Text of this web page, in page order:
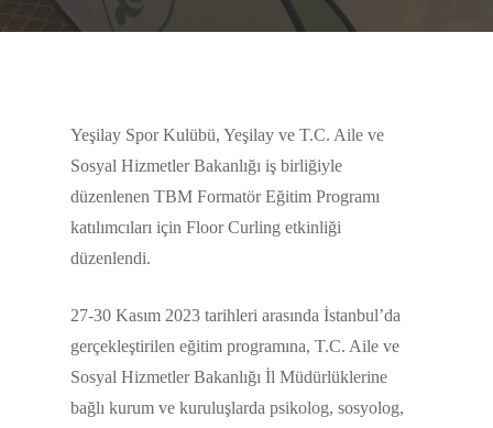
Yeşilay Spor Kulübü, Yeşilay ve T.C. Aile ve
Sosyal Hizmetler Bakanlığı iş birliğiyle
düzenlenen TBM Formatör Eğitim Programı
katılımcıları için Floor Curling etkinliği
düzenlendi.
27-30 Kasım 2023 tarihleri arasında İstanbul’da
gerçekleştirilen eğitim programına, T.C. Aile ve
Sosyal Hizmetler Bakanlığı İl Müdürlüklerine
bağlı kurum ve kuruluşlarda psikolog, sosyolog,